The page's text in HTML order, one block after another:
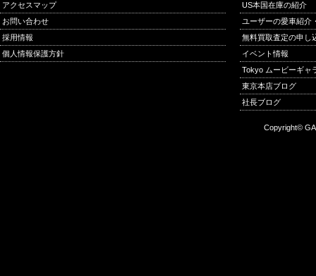
アクセスマップ
お問い合わせ
採用情報
個人情報保護方針
US本国在庫の紹介
ユーザーの愛車紹介
無料買取査定の申し
イベント情報
Tokyo ムービーギャ
東京本店ブログ
社長ブログ
Copyright©